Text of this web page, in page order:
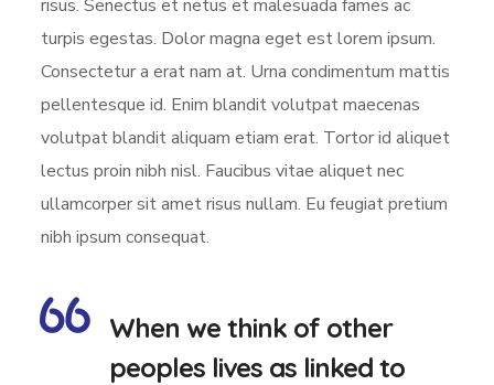
risus. Senectus et netus et malesuada fames ac
turpis egestas. Dolor magna eget est lorem ipsum.
Consectetur a erat nam at. Urna condimentum mattis
pellentesque id. Enim blandit volutpat maecenas
volutpat blandit aliquam etiam erat. Tortor id aliquet
lectus proin nibh nisl. Faucibus vitae aliquet nec
ullamcorper sit amet risus nullam. Eu feugiat pretium
nibh ipsum consequat.
When we think of other
peoples lives as linked to